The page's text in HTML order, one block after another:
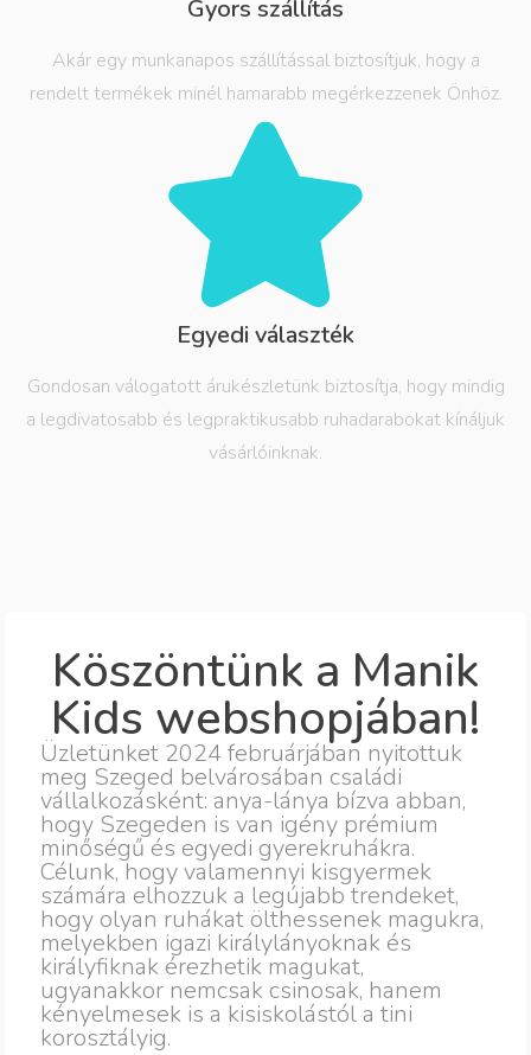
Gyors szállítás
Akár egy munkanapos szállítással biztosítjuk, hogy a
rendelt termékek minél hamarabb megérkezzenek Önhöz.
Egyedi választék
Gondosan válogatott árukészletünk biztosítja, hogy mindig
a legdivatosabb és legpraktikusabb ruhadarabokat kínáljuk
vásárlóinknak.
Köszöntünk a Manik
Kids webshopjában!
Üzletünket 2024 februárjában nyitottuk
meg Szeged belvárosában családi
vállalkozásként: anya-lánya bízva abban,
hogy Szegeden is van igény prémium
minőségű és egyedi gyerekruhákra.
Célunk, hogy valamennyi kisgyermek
számára elhozzuk a legújabb trendeket,
hogy olyan ruhákat ölthessenek magukra,
melyekben igazi királylányoknak és
királyfiknak érezhetik magukat,
ugyanakkor nemcsak csinosak, hanem
kényelmesek is a kisiskolástól a tini
korosztályig.